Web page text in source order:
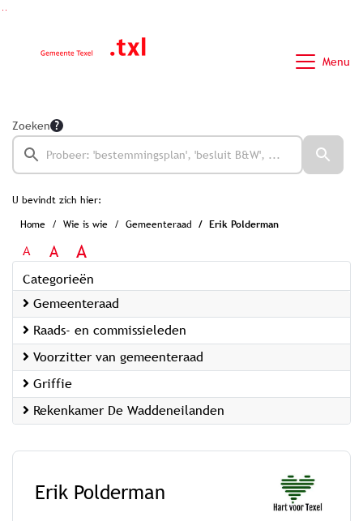
Menu
Zoeken
U bevindt zich hier:
Home Wie is wie Gemeenteraad Erik Polderman
A A A
Categorieën
Gemeenteraad
Raads- en commissieleden
Voorzitter van gemeenteraad
Griffie
Rekenkamer De Waddeneilanden
Erik Polderman